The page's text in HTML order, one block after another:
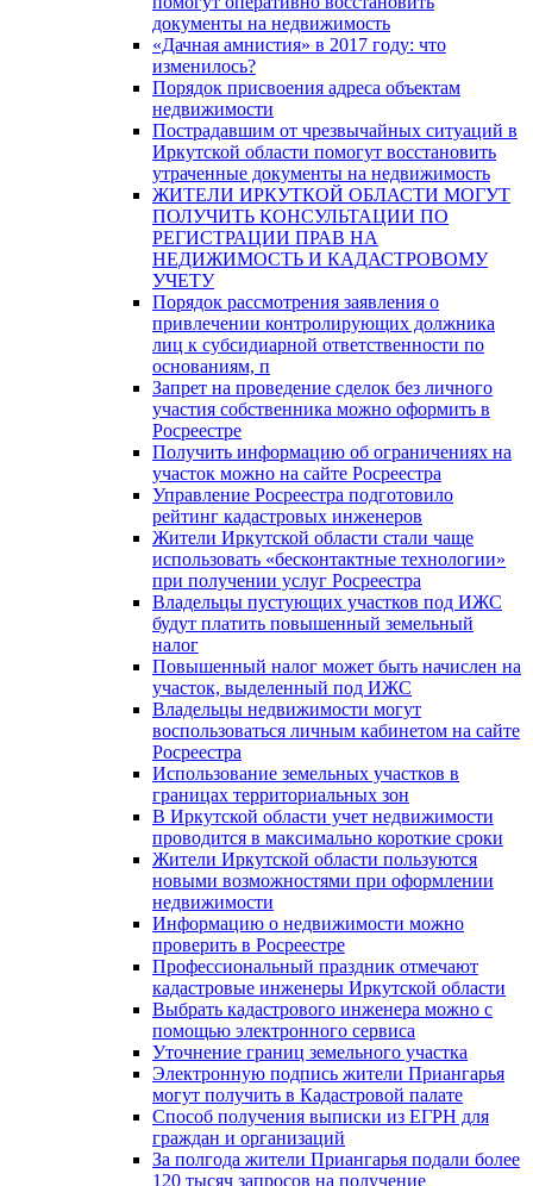
документы на недвижимость
«Дачная амнистия» в 2017 году: что
изменилось?
Порядок присвоения адреса объектам
недвижимости
Пострадавшим от чрезвычайных ситуаций в
Иркутской области помогут восстановить
утраченные документы на недвижимость
ЖИТЕЛИ ИРКУТКОЙ ОБЛАСТИ МОГУТ
ПОЛУЧИТЬ КОНСУЛЬТАЦИИ ПО
РЕГИСТРАЦИИ ПРАВ НА
НЕДИЖИМОСТЬ И КАДАСТРОВОМУ
УЧЕТУ
Порядок рассмотрения заявления о
привлечении контролирующих должника
лиц к субсидиарной ответственности по
основаниям, п
Запрет на проведение сделок без личного
участия собственника можно оформить в
Росреестре
Получить информацию об ограничениях на
участок можно на сайте Росреестра
Управление Росреестра подготовило
рейтинг кадастровых инженеров
Жители Иркутской области стали чаще
использовать «бесконтактные технологии»
при получении услуг Росреестра
Владельцы пустующих участков под ИЖС
будут платить повышенный земельный
налог
Повышенный налог может быть начислен на
участок, выделенный под ИЖС
Владельцы недвижимости могут
воспользоваться личным кабинетом на сайте
Росреестра
Использование земельных участков в
границах территориальных зон
В Иркутской области учет недвижимости
проводится в максимально короткие сроки
Жители Иркутской области пользуются
новыми возможностями при оформлении
недвижимости
Информацию о недвижимости можно
проверить в Росреестре
Профессиональный праздник отмечают
кадастровые инженеры Иркутской области
Выбрать кадастрового инженера можно с
помощью электронного сервиса
Уточнение границ земельного участка
Электронную подпись жители Приангарья
могут получить в Кадастровой палате
Способ получения выписки из ЕГРН для
граждан и организаций
За полгода жители Приангарья подали более
120 тысяч запросов на получение